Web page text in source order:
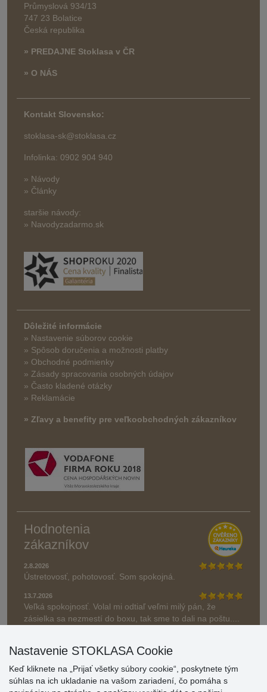
Průmyslová 934/13
747 23 Bolatice
Česká republika
» PREDAJNE Stoklasa v ČR
» O NÁS
Kontakt Slovensko:
stoklasa-sk@stoklasa.cz
Infolinka: 0902 904 940
» Návody
» Články
staršie návody:
» Navodyzadarmo.sk
Dôležité informácie
» Nastavenie súborov cookie
» Spôsob doručenia a možnosti platby
» Obchodné podmienky
» Zásady spracovania osobných údajov
» Často kladené otázky
» Reklamácie
» Zľavy a benefity pre veľkoobchodných zákazníkov
Hodnotenia
zákazníkov
2.8.2026
Ústretovosť, pohotovosť. Som spokojná.
13.7.2026
Veľká spokojnosť. Volal mi odtiaľ veľmi milý pán, že
zásielka sa nezmestí do boxu, tak sme to dali na poštu....
» Aktuálne 6948 recenzií
Nastavenie STOKLASA Cookie
Keď kliknete na „Prijať všetky súbory cookie“, poskytnete tým
súhlas na ich ukladanie na vašom zariadení, čo pomáha s